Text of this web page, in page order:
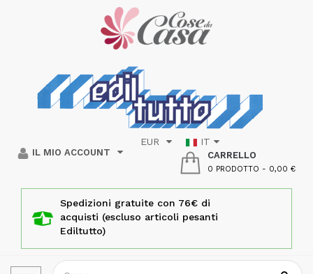
IL MIO ACCOUNT
EUR IT
CARRELLO
0 PRODOTTO - 0,00 €
Spedizioni gratuite con 76€ di
acquisti (escluso articoli pesanti
Ediltutto)